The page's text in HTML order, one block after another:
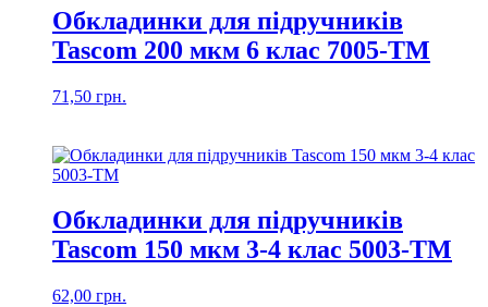
Обкладинки для підручників
Tascom 200 мкм 6 клас 7005-ТМ
71,50 грн.
Обкладинки для підручників
Tascom 150 мкм 3-4 клас 5003-ТМ
62,00 грн.